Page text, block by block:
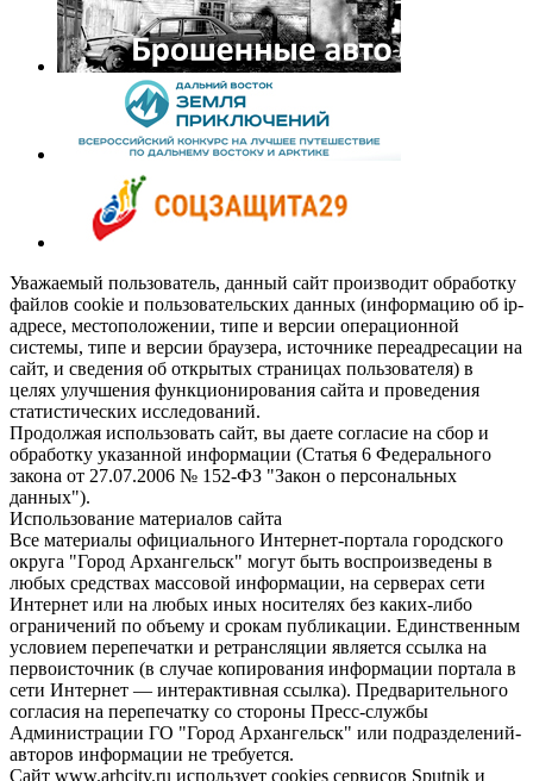
Уважаемый пользователь, данный сайт производит обработку
файлов cookie и пользовательских данных (информацию об ip-
адресе, местоположении, типе и версии операционной
системы, типе и версии браузера, источнике переадресации на
сайт, и сведения об открытых страницах пользователя) в
целях улучшения функционирования сайта и проведения
статистических исследований.
Продолжая использовать сайт, вы даете согласие на сбор и
обработку указанной информации (Статья 6 Федерального
закона от 27.07.2006 № 152-ФЗ "Закон о персональных
данных").
Использование материалов сайта
Все материалы официального Интернет-портала городского
округа "Город Архангельск" могут быть воспроизведены в
любых средствах массовой информации, на серверах сети
Интернет или на любых иных носителях без каких-либо
ограничений по объему и срокам публикации. Единственным
условием перепечатки и ретрансляции является ссылка на
первоисточник (в случае копирования информации портала в
сети Интернет — интерактивная ссылка). Предварительного
согласия на перепечатку со стороны Пресс-службы
Администрации ГО "Город Архангельск" или подразделений-
авторов информации не требуется.
Сайт www.arhcity.ru использует cookies сервисов Sputnik и